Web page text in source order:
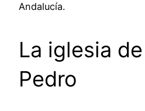
Andalucía.
La iglesia
Pedro